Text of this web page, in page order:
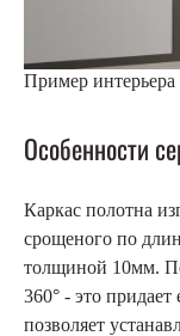
Пример интерьера
Особенности
Каркас полотна
срощеного по
толщиной 10мм.
360° - это
позволяет